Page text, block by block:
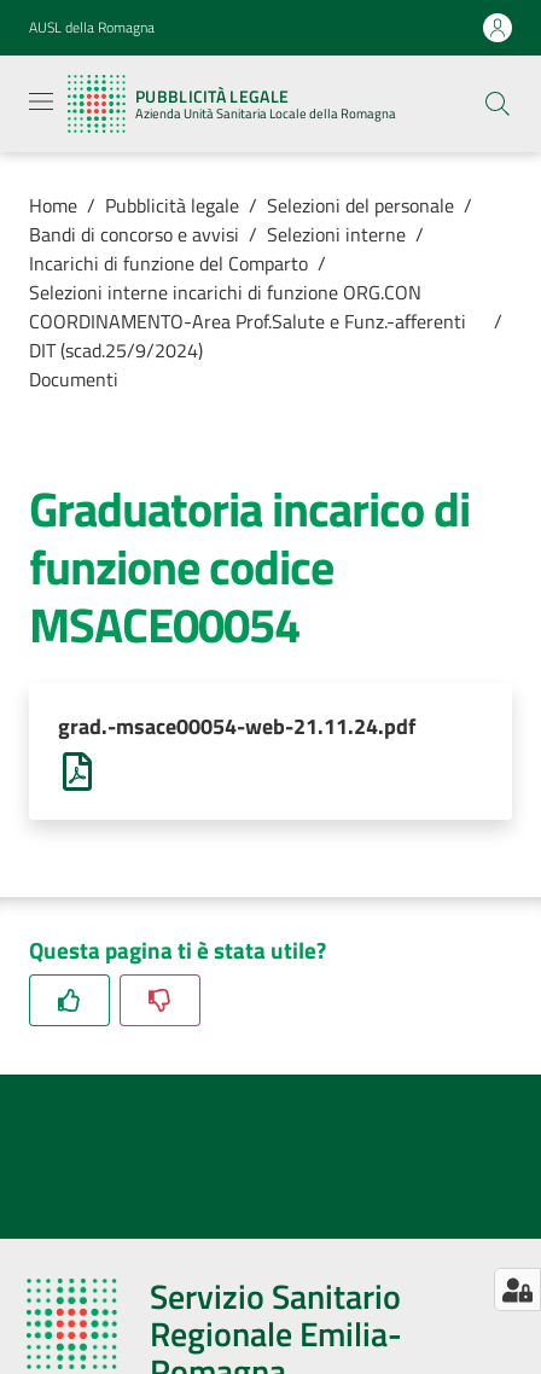
Vai al contenuto
Vai alla navigazione
Vai al footer
AUSL della Romagna
PUBBLICITÀ LEGALE
Azienda Unità Sanitaria Locale della Romagna
legale
Azienda
Unità
Locale della
Azienda
cura
AUSL
Comunica
Home / Pubblicità legale / Selezioni del personale /
Bandi di concorso e avvisi / Selezioni interne /
Incarichi di funzione del Comparto /
Selezioni interne incarichi di funzione ORG.CON
COORDINAMENTO-Area Prof.Salute e Funz.-afferenti
DIT (scad.25/9/2024)
/
Documenti
Graduatoria incarico di
funzione codice
MSACE00054
grad.-msace00054-web-21.11.24.pdf
Questa pagina ti è stata utile?
Servizio Sanitario
Regionale Emilia-